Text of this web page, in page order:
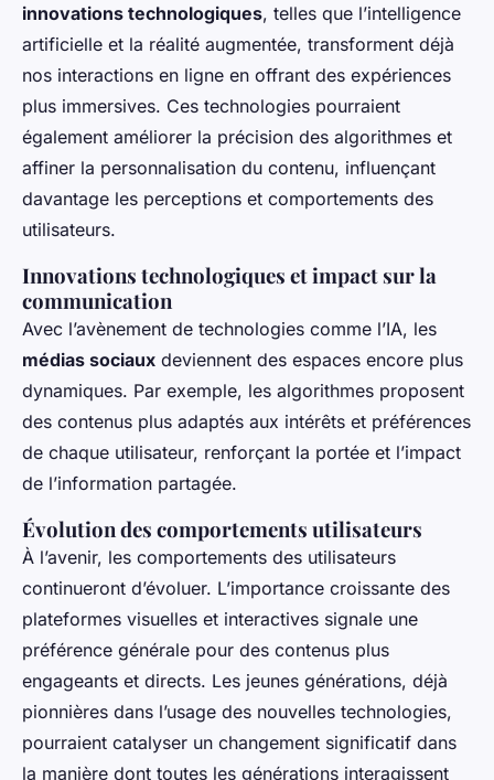
innovations technologiques, telles que l’intelligence
artificielle et la réalité augmentée, transforment déjà
nos interactions en ligne en offrant des expériences
plus immersives. Ces technologies pourraient
également améliorer la précision des algorithmes et
affiner la personnalisation du contenu, influençant
davantage les perceptions et comportements des
utilisateurs.
Innovations technologiques et impact sur la
communication
Avec l’avènement de technologies comme l’IA, les
médias sociaux deviennent des espaces encore plus
dynamiques. Par exemple, les algorithmes proposent
des contenus plus adaptés aux intérêts et préférences
de chaque utilisateur, renforçant la portée et l’impact
de l’information partagée.
Évolution des comportements utilisateurs
À l’avenir, les comportements des utilisateurs
continueront d’évoluer. L’importance croissante des
plateformes visuelles et interactives signale une
préférence générale pour des contenus plus
engageants et directs. Les jeunes générations, déjà
pionnières dans l’usage des nouvelles technologies,
pourraient catalyser un changement significatif dans
la manière dont toutes les générations interagissent